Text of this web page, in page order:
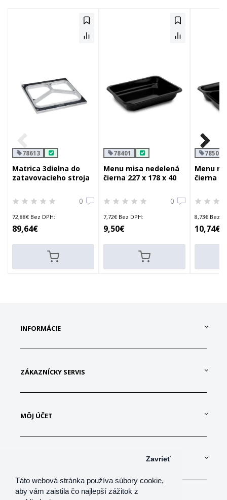
Táto webová stránka používa súbory cookie,
aby vám zaistila čo najlepší zážitok z
Zavrieť
78613
Matrica 3dielna do
zatavovacieho stroja
0
72,88€ Bez DPH:
89,64€
78401
Menu misa nedelená
čierna 227 x 178 x 40
0
7,72€ Bez DPH:
9,50€
78503
Menu
čierna
8,73€ Bez
10,74€
INFORMÁCIE
ZÁKAZNÍCKY SERVIS
MÔJ ÚČET